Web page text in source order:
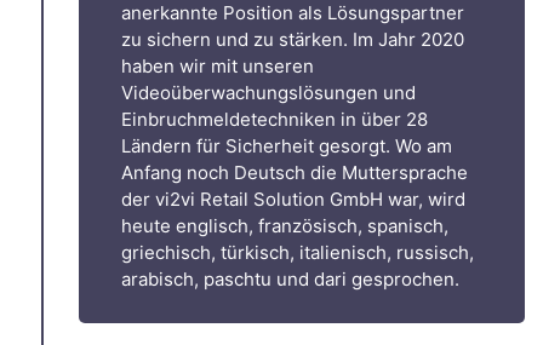
anerkannte Position als Lösungspartner
zu sichern und zu stärken. Im Jahr 2020
haben wir mit unseren
Videoüberwachungslösungen und
Einbruchmeldetechniken in über 28
Ländern für Sicherheit gesorgt. Wo am
Anfang noch Deutsch die Muttersprache
der vi2vi Retail Solution GmbH war, wird
heute englisch, französisch, spanisch,
griechisch, türkisch, italienisch, russisch,
arabisch, paschtu und dari gesprochen.